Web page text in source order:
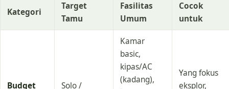
Kategori
Target
Tamu
Fasilitas
Umum
Cocok
untuk
Budget
Solo /
Kamar
basic,
kipas/AC
(kadang),
Yang fokus
eksplor,